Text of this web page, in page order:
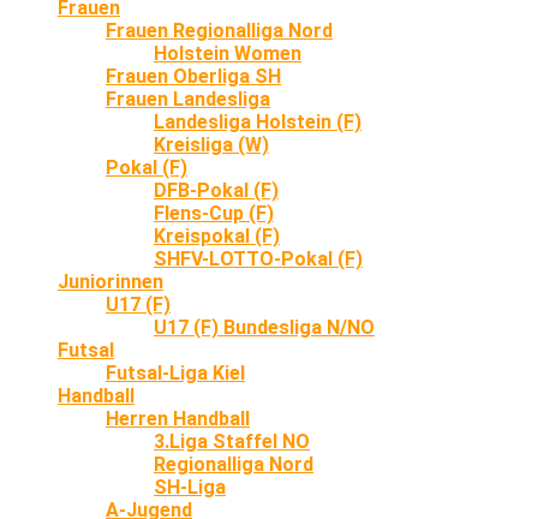
Frauen
Frauen Regionalliga Nord
Holstein Women
Frauen Oberliga SH
Frauen Landesliga
Landesliga Holstein (F)
Kreisliga (W)
Pokal (F)
DFB-Pokal (F)
Flens-Cup (F)
Kreispokal (F)
SHFV-LOTTO-Pokal (F)
Juniorinnen
U17 (F)
U17 (F) Bundesliga N/NO
Futsal
Futsal-Liga Kiel
Handball
Herren Handball
3.Liga Staffel NO
Regionalliga Nord
SH-Liga
A-Jugend